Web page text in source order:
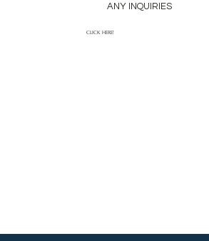
ANY INQUIRIES
CLICK HERE!